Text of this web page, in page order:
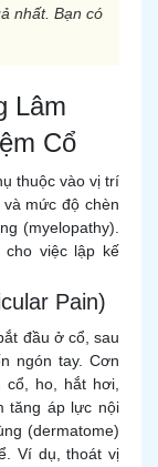
nhất. Bạn có
Lâm
Cổ
thuộc vào vị trí
mức độ chèn
(myelopathy).
cho việc lập kế
Pain)
đầu ở cổ, sau
ngón tay. Cơn
ho, hắt hơi,
tăng áp lực nội
(dermatome)
Ví dụ, thoát vị